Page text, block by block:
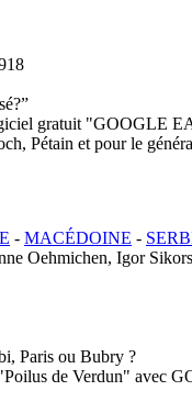
gratuit "GOOGLE
Pétain et pour le
- MACÉDOINE -
Oehmichen, Igor
Paris ou Bubry ?
de Verdun" avec